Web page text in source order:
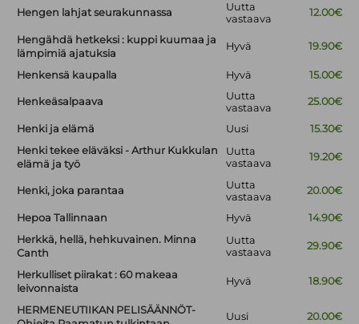
Hengen lahjat seurakunnassa
Uutta
vastaava
12.00€
Hengähdä hetkeksi : kuppi kuumaa ja
lämpimiä ajatuksia
Hyvä 19.90€
Henkensä kaupalla Hyvä 15.00€
Henkeäsalpaava
Uutta
vastaava
25.00€
Henki ja elämä Uusi
15.30€
Henki tekee eläväksi - Arthur Kukkulan
elämä ja työ
Uutta
vastaava
19.20€
Henki, joka parantaa
Uutta
vastaava
20.00€
Hepoa Tallinnaan Hyvä
14.90€
Herkkä, hellä, hehkuvainen. Minna
Canth
Uutta
vastaava
29.90€
Herkulliset piirakat : 60 makeaa
leivonnaista
Hyvä 18.90€
HERMENEUTIIKAN PELISÄÄNNÖT-
Uusi 20.00€